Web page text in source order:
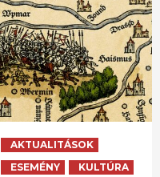
AKTUALITÁSOK
ESEMÉNY
KULTÚRA